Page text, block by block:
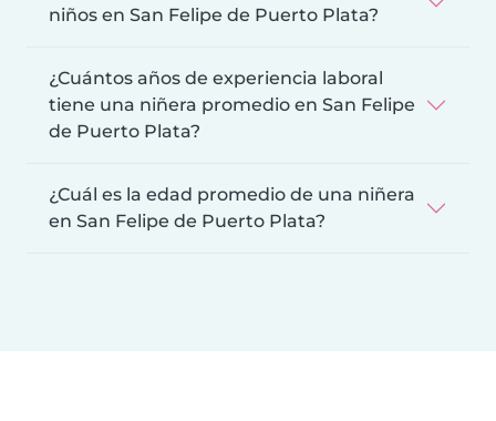
niños en San Felipe de Puerto Plata?
¿Cuántos años de experiencia laboral
tiene una niñera promedio en San Felipe
de Puerto Plata?
¿Cuál es la edad promedio de una niñera
en San Felipe de Puerto Plata?